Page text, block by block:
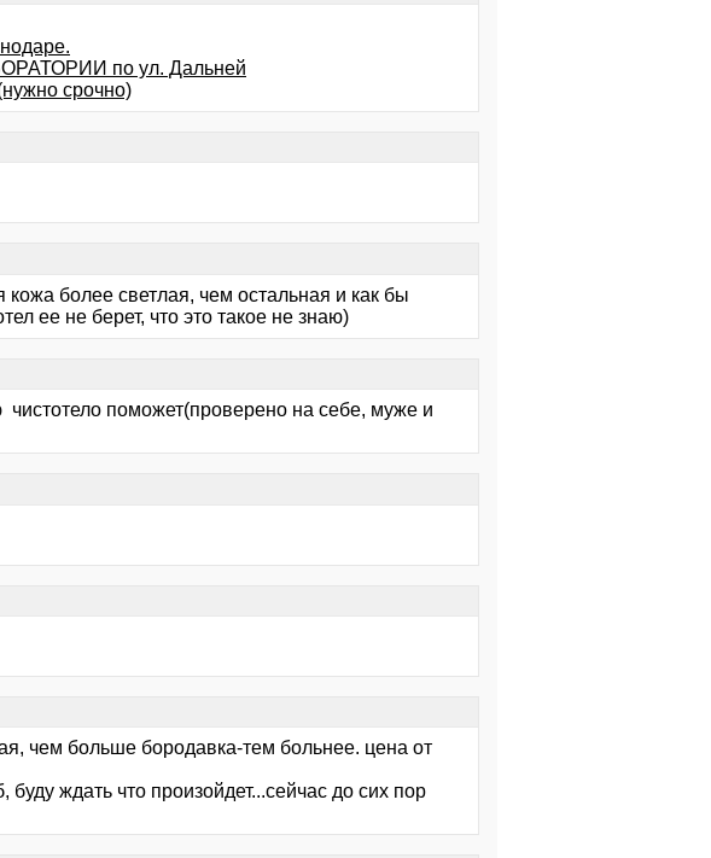
по ул. Дальней
срочно)
кожа более светлая, чем остальная и как бы
ее не берет, что это такое не знаю)
поможет(проверено на себе, муже и
чем больше бородавка-тем больнее. цена от
ждать что произойдет...сейчас до сих пор